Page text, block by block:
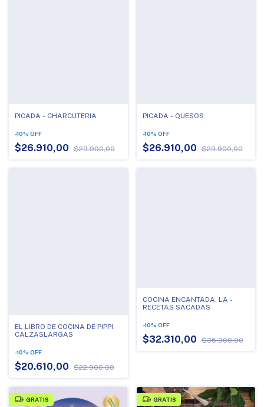
PICADA - CHARCUTERIA
-10% OFF
$26.910,00 $29.900,00
PICADA - QUESOS
-10% OFF
$26.910,00 $29.900,00
EL LIBRO DE COCINA DE PIPPI
CALZASLARGAS
-10% OFF
$20.610,00 $22.900,00
COCINA ENCANTADA. LA -
RECETAS SACADAS
-10% OFF
$32.310,00 $35.900,00
GRATIS GRATIS